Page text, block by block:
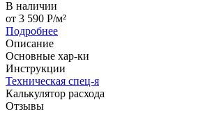
В наличии
от 3 590 P/м²
Подробнее
Описание
Основные хар-ки
Инструкции
Техническая спец-я
Калькулятор расхода
Отзывы